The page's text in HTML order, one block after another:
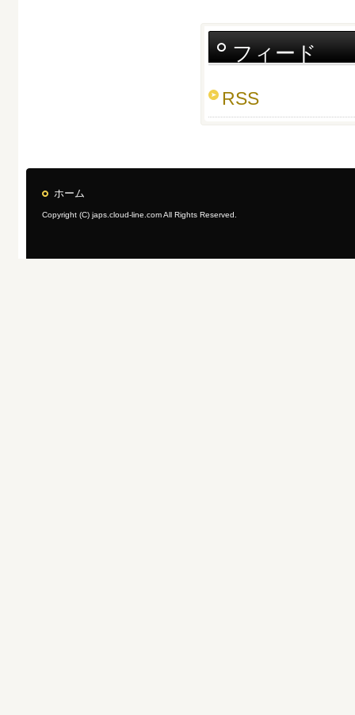
フィード
RSS
ホーム
Copyright (C) japs.cloud-line.com All Rights Reserved.